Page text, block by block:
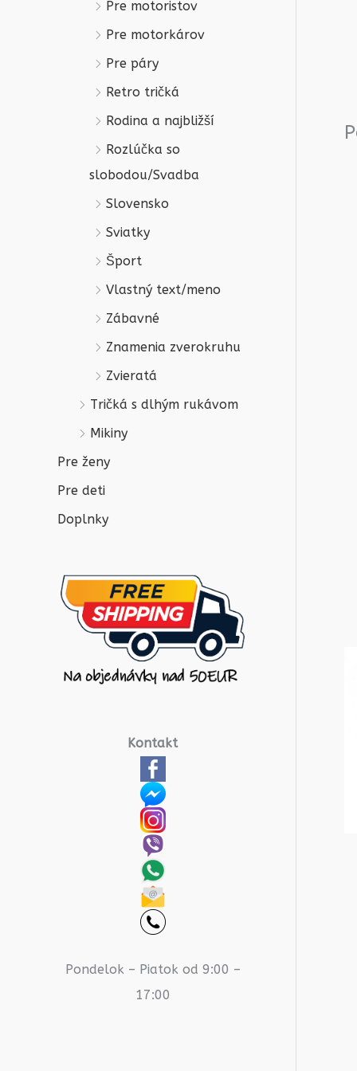
Pre motoristov
Pre motorkárov
Pre páry
Retro tričká
Rodina a najbližší
Rozlúčka so
slobodou/Svadba
Slovensko
Sviatky
Šport
Vlastný text/meno
Zábavné
Znamenia zverokruhu
Zvieratá
Tričká s dlhým rukávom
Mikiny
Pre ženy
Pre deti
Doplnky
Kontakt
Pondelok – Piatok od 9:00 –
17:00